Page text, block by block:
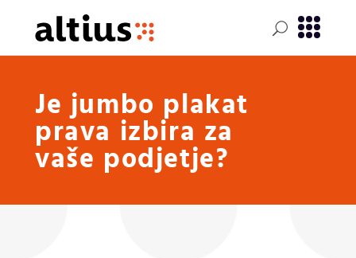
Je jumbo plakat
prava izbira za
vaše podjetje?